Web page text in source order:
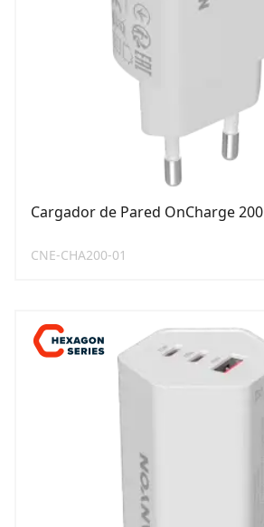
Cargador de Pared OnCharge 200
CNE-CHA200-01